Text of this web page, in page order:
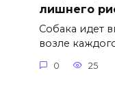
лишнего
Собака идет
возле
0 25